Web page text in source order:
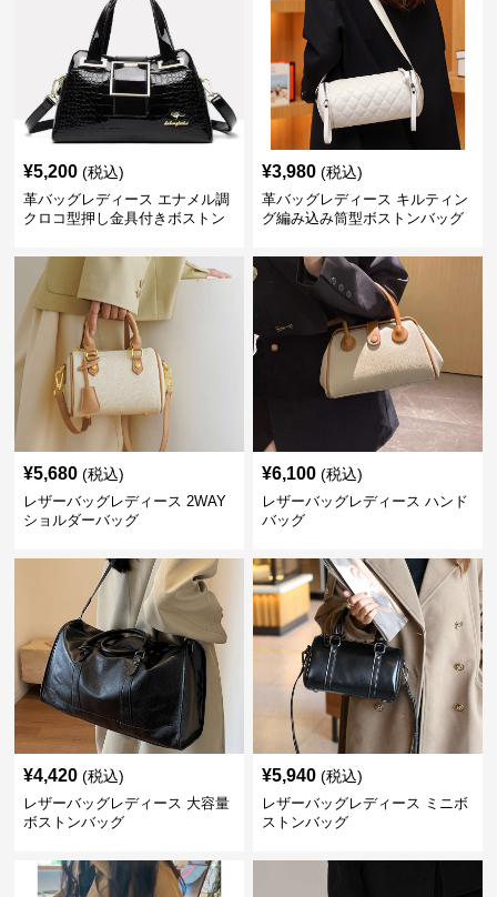
¥5,200 (税込)
革バッグレディース エナメル調
クロコ型押し金具付きボストン
¥3,980 (税込)
革バッグレディース キルティン
グ編み込み筒型ボストンバッグ
¥5,680 (税込)
レザーバッグレディース 2WAY
ショルダーバッグ
¥6,100 (税込)
レザーバッグレディース ハンド
バッグ
¥4,420 (税込)
レザーバッグレディース 大容量
ボストンバッグ
¥5,940 (税込)
レザーバッグレディース ミニボ
ストンバッグ